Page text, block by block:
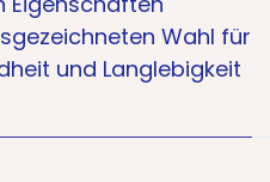
Wahl für
und Langlebigkeit